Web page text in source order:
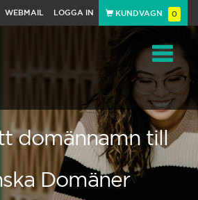
WEBMAIL LOGGA IN KUNDVAGN 0
Toggle
domännamn till
Domäner